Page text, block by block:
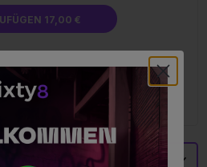
HINZUFÜGEN 17,00 €
CARAMEL HASH PRT LAB